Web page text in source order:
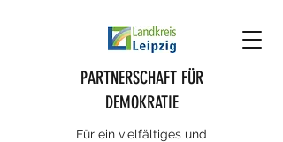
PARTNERSCHAFT FÜR
DEMOKRATIE
Für ein vielfältiges und